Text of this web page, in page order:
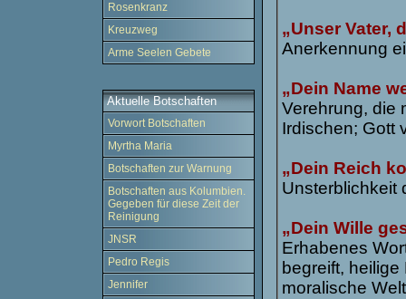
Rosenkranz
Kreuzweg
Arme Seelen Gebete
Aktuelle Botschaften
Vorwort Botschaften
Myrtha Maria
Botschaften zur Warnung
Botschaften aus Kolumbien.
Gegeben für diese Zeit der
Reinigung
JNSR
Pedro Regis
Jennifer
„Unser Vater,
Anerkennung
„Dein Name
Verehrung, die
Irdischen; Gott
„Dein Reich
Unsterblichkeit
„Dein Wille
Erhabenes
begreift,
moralische